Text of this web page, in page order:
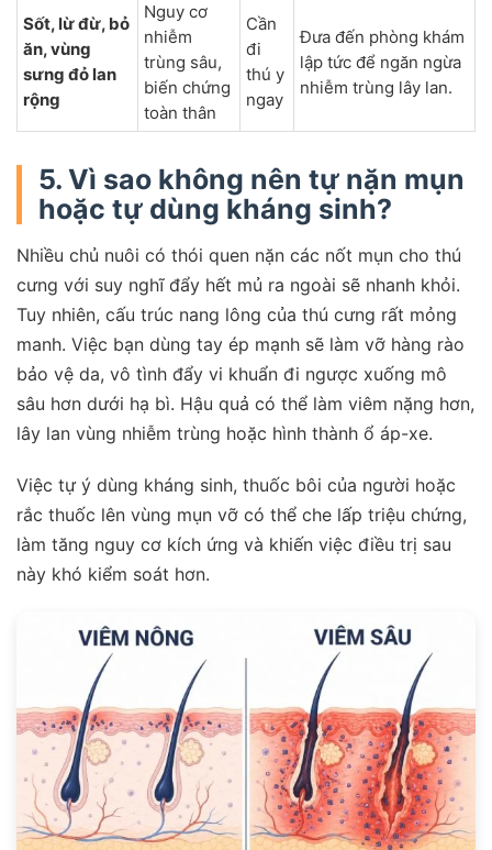
Sốt, lừ đừ, bỏ
ăn, vùng
sưng đỏ lan
rộng
Nguy cơ
nhiễm
trùng sâu,
biến chứng
toàn thân
Cần
đi
thú y
ngay
Đưa đến phòng khám
lập tức để ngăn ngừa
nhiễm trùng lây lan.
5. Vì sao không nên tự nặn mụn
hoặc tự dùng kháng sinh?
Nhiều chủ nuôi có thói quen nặn các nốt mụn cho thú
cưng với suy nghĩ đẩy hết mủ ra ngoài sẽ nhanh khỏi.
Tuy nhiên, cấu trúc nang lông của thú cưng rất mỏng
manh. Việc bạn dùng tay ép mạnh sẽ làm vỡ hàng rào
bảo vệ da, vô tình đẩy vi khuẩn đi ngược xuống mô
sâu hơn dưới hạ bì. Hậu quả có thể làm viêm nặng hơn,
lây lan vùng nhiễm trùng hoặc hình thành ổ áp-xe.
Việc tự ý dùng kháng sinh, thuốc bôi của người hoặc
rắc thuốc lên vùng mụn vỡ có thể che lấp triệu chứng,
làm tăng nguy cơ kích ứng và khiến việc điều trị sau
này khó kiểm soát hơn.